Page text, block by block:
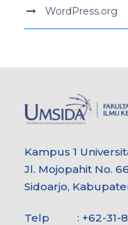
WordPress.org
Kampus 1
Jl. Mojopahit No.
Sidoarjo,
Telp : +62-31-